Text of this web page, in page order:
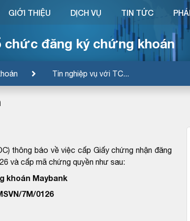
chức đăng ký chứng khoán
Tin nghiệp vụ với TC...
GIỚI THIỆU DỊCH VỤ TIN TỨC
thông báo về việc cấp Giấy chứng nhận đăng
và cấp mã chứng quyền như sau:
khoán Maybank
7M/0126